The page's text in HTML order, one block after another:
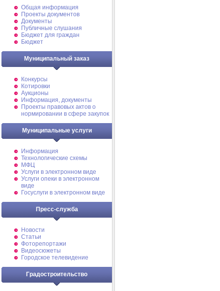
Общая информация
Проекты документов
Документы
Публичные слушания
Бюджет для граждан
Бюджет
Муниципальный заказ
Конкурсы
Котировки
Аукционы
Информация, документы
Проекты правовых актов о
нормировании в сфере закупок
Муниципальные услуги
Информация
Технологические схемы
МФЦ
Услуги в электронном виде
Услуги опеки в электронном
виде
Госуслуги в электронном виде
Пресс-служба
Новости
Статьи
Фоторепортажи
Видеосюжеты
Городское телевидение
Градостроительство